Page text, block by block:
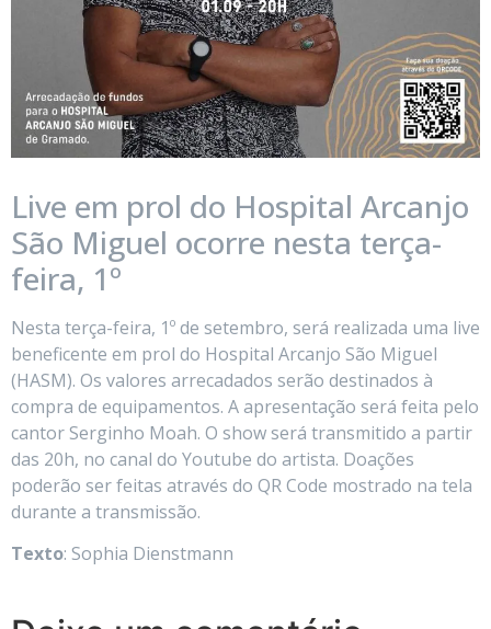
Live em prol do Hospital Arcanjo
São Miguel ocorre nesta terça-
feira, 1º
Nesta terça-feira, 1º de setembro, será realizada uma live
beneficente em prol do Hospital Arcanjo São Miguel
(HASM). Os valores arrecadados serão destinados à
compra de equipamentos. A apresentação será feita pelo
cantor Serginho Moah. O show será transmitido a partir
das 20h, no canal do Youtube do artista. Doações
poderão ser feitas através do QR Code mostrado na tela
durante a transmissão.
Texto: Sophia Dienstmann